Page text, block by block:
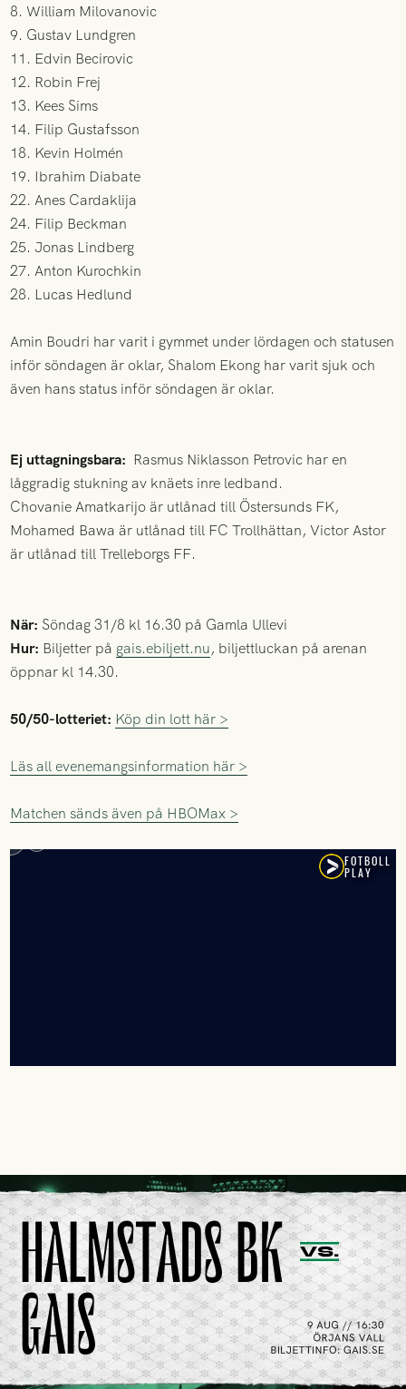
8. William Milovanovic
9. Gustav Lundgren
11. Edvin Becirovic
12. Robin Frej
13. Kees Sims
14. Filip Gustafsson
18. Kevin Holmén
19. Ibrahim Diabate
22. Anes Cardaklija
24. Filip Beckman
25. Jonas Lindberg
27. Anton Kurochkin
28. Lucas Hedlund
Amin Boudri har varit i gymmet under lördagen och statusen
inför söndagen är oklar, Shalom Ekong har varit sjuk och
även hans status inför söndagen är oklar.
Ej uttagningsbara: Rasmus Niklasson Petrovic har en
låggradig stukning av knäets inre ledband.
Chovanie Amatkarijo är utlånad till Östersunds FK,
Mohamed Bawa är utlånad till FC Trollhättan, Victor Astor
är utlånad till Trelleborgs FF.
När: Söndag 31/8 kl 16.30 på Gamla Ullevi
Hur: Biljetter på gais.ebiljett.nu, biljettluckan på arenan
öppnar kl 14.30.
50/50-lotteriet: Köp din lott här >
Läs all evenemangsinformation här >
Matchen sänds även på HBOMax >